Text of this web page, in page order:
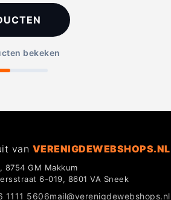
bekeken
van VERENIGDEWEBSHOPS.NL
8754 GM Makkum
6-019, 8601 VA Sneek
1111 5606mail@verenigdewebshops.nl